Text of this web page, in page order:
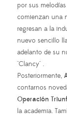
por sus
comienzan una
regresan a la
nuevo sencillo
adelanto de su
"Clancy" .
Posteriormente,
contarnos
Operación
la academia.